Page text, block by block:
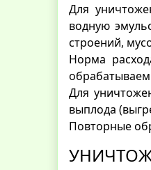
Для
водную
строений,
Норма
Для
выплода
Повторные